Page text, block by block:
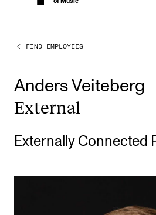
PROGRAMMES
Undergraduate Programmes
Graduate Programmes
Doctoral Studies
FIND EMPLOYEES
Anders Veiteberg
Extern­al
Externally Connected